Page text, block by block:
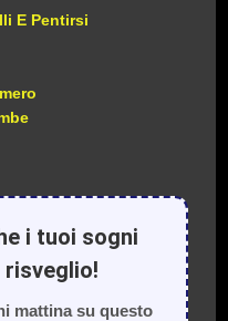
E Pentirsi
i tuoi sogni
risveglio!
mattina su questo